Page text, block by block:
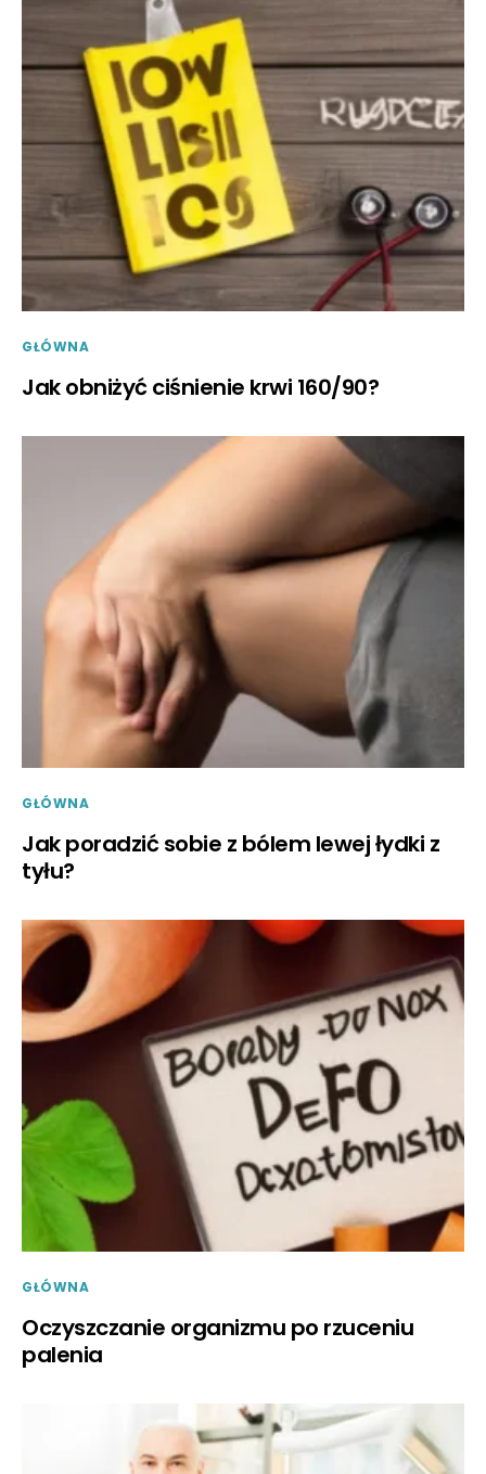
GŁÓWNA
Jak obniżyć ciśnienie krwi 160/90?
GŁÓWNA
Jak poradzić sobie z bólem lewej łydki z
tyłu?
GŁÓWNA
Oczyszczanie organizmu po rzuceniu
palenia